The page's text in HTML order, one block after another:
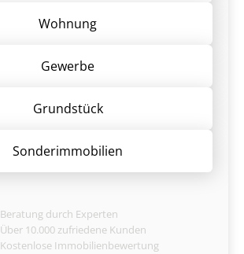
Wohnung
Gewerbe
Grund­stück
Sonder­immobilien
Beratung durch Experten
Über 10.000 zufriedene Kunden
Kostenlose Immobilienbewertung